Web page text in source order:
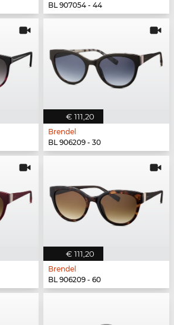
BL 907054 - 44
€ 111,20
Brendel
BL 906209 - 30
€ 111,20
Brendel
BL 906209 - 60